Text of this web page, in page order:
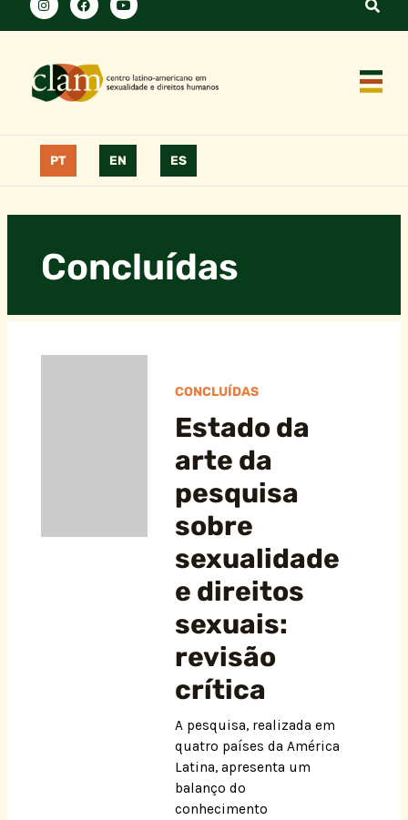
PT EN ES
Concluídas
CONCLUÍDAS
Estado da
arte da
pesquisa
sobre
sexualidade
e direitos
sexuais:
revisão
crítica
A pesquisa, realizada em
quatro países da América
Latina, apresenta um
balanço do
conhecimento